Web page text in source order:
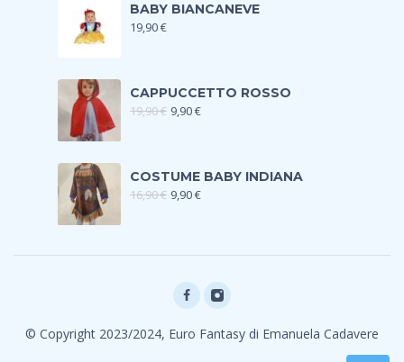
BABY BIANCANEVE
19,90€
CAPPUCCETTO ROSSO
19,90€ 9,90€
COSTUME BABY INDIANA
16,90€ 9,90€
© Copyright 2023/2024, Euro Fantasy di Emanuela Cadavere